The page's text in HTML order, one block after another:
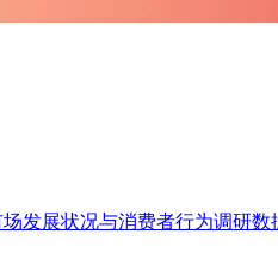
发展状况与消费者行为调研数